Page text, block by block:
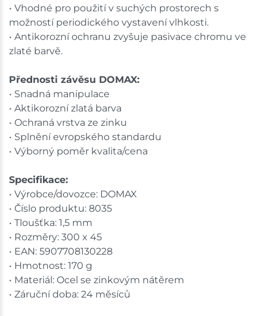
• Vhodné pro použití v suchých prostorech s
možností periodického vystavení vlhkosti.
• Antikorozní ochranu zvyšuje pasivace chromu ve
zlaté barvě.
Přednosti závěsu DOMAX:
• Snadná manipulace
• Aktikorozní zlatá barva
• Ochraná vrstva ze zinku
• Splnění evropského standardu
• Výborný poměr kvalita/cena
Specifikace:
• Výrobce/dovozce: DOMAX
• Číslo produktu: 8035
• Tloušťka: 1,5 mm
• Rozměry: 300 x 45
• EAN: 5907708130228
• Hmotnost: 170 g
• Materiál: Ocel se zinkovým nátěrem
• Záruční doba: 24 měsíců